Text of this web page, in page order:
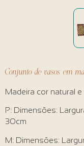
Conjunto de vasos em
Madeira cor natural
P: Dimensões:
30cm
M: Dimensões: